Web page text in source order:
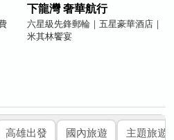
下龍灣 奢華航行
六星級先鋒郵輪｜五星豪華酒店｜
米其林饗宴
高雄出發 國內旅遊 主題旅遊